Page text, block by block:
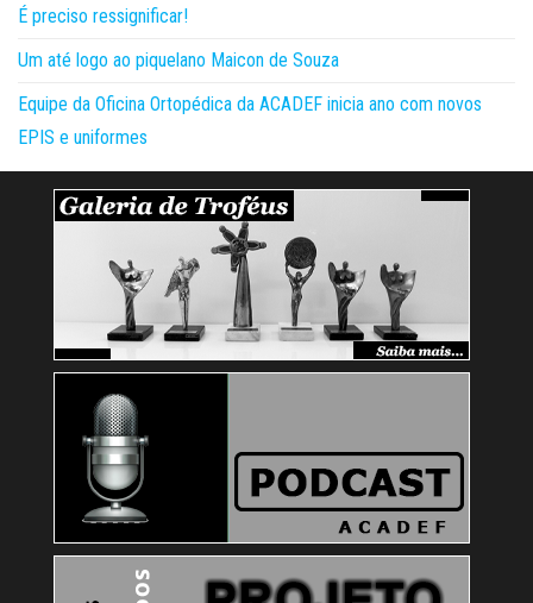
É preciso ressignificar!
Um até logo ao piquelano Maicon de Souza
Equipe da Oficina Ortopédica da ACADEF inicia ano com novos
EPIS e uniformes